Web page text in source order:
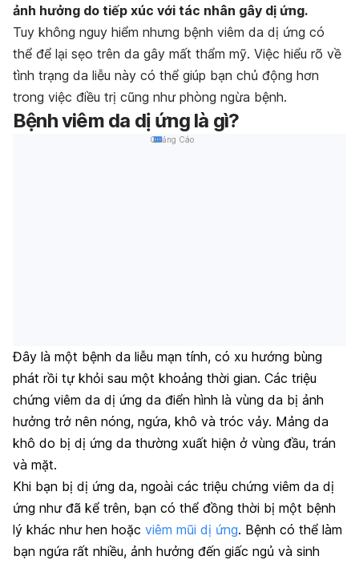
ảnh hưởng do tiếp xúc với tác nhân gây dị ứng.
Tuy không nguy hiểm nhưng bệnh viêm da dị ứng có
thể để lại sẹo trên da gây mất thẩm mỹ. Việc hiểu rõ về
tình trạng da liễu này có thể giúp bạn chủ động hơn
trong việc điều trị cũng như phòng ngừa bệnh.
Bệnh viêm da dị ứng là gì?
Quảng Cáo
Đây là một bệnh da liễu mạn tính, có xu hướng bùng
phát rồi tự khỏi sau một khoảng thời gian. Các triệu
chứng viêm da dị ứng da điển hình là vùng da bị ảnh
hưởng trở nên nóng, ngứa, khô và tróc vảy. Mảng da
khô do bị dị ứng da thường xuất hiện ở vùng đầu, trán
và mặt.
Khi bạn bị dị ứng da, ngoài các triệu chứng viêm da dị
ứng như đã kể trên, bạn có thể đồng thời bị một bệnh
lý khác như hen hoặc viêm mũi dị ứng. Bệnh có thể làm
bạn ngứa rất nhiều, ảnh hưởng đến giấc ngủ và sinh